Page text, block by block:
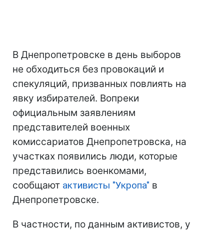
В Днепропетровске в день выборов
не обходиться без провокаций и
спекуляций, призванных повлиять на
явку избирателей. Вопреки
официальным заявлениям
представителей военных
комиссариатов Днепропетровска, на
участках появились люди, которые
представились военкомами,
сообщают активисты "Укропа" в
Днепропетровске.
В частности, по данным активистов, у